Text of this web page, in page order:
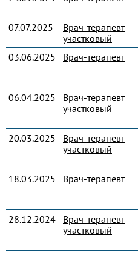
07.07.2025
Врач-терапевт
участковый
03.06.2025
Врач-терапевт
06.04.2025
Врач-терапевт
участковый
20.03.2025
Врач-терапевт
участковый
18.03.2025
Врач-терапевт
28.12.2024
Врач-терапевт
участковый